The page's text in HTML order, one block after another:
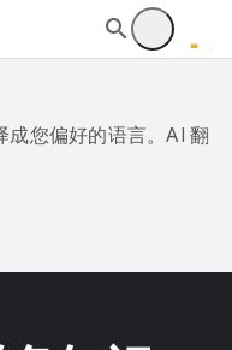
您偏好的语言。AI 翻